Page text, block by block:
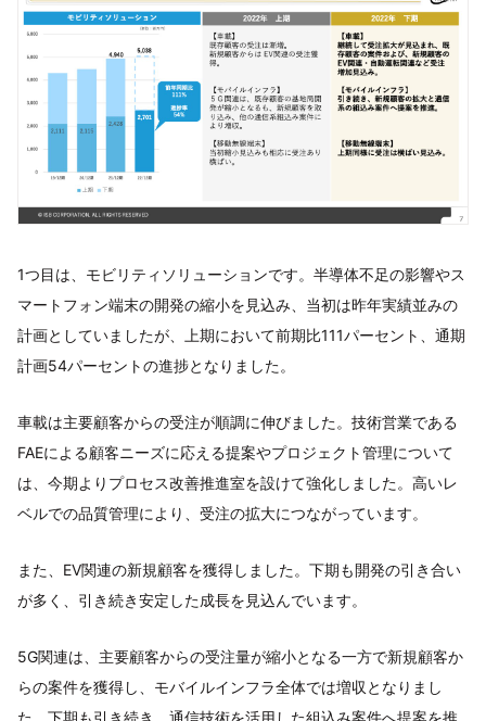
1つ目は、モビリティソリューションです。半導体不足の影響やス
マートフォン端末の開発の縮小を見込み、当初は昨年実績並みの
計画としていましたが、上期において前期比111パーセント、通期
計画54パーセントの進捗となりました。
車載は主要顧客からの受注が順調に伸びました。技術営業である
FAEによる顧客ニーズに応える提案やプロジェクト管理について
は、今期よりプロセス改善推進室を設けて強化しました。高いレ
ベルでの品質管理により、受注の拡大につながっています。
また、EV関連の新規顧客を獲得しました。下期も開発の引き合い
が多く、引き続き安定した成長を見込んでいます。
5G関連は、主要顧客からの受注量が縮小となる一方で新規顧客か
らの案件を獲得し、モバイルインフラ全体では増収となりまし